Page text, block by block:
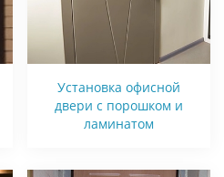
Установка офисной
двери с порошком и
ламинатом